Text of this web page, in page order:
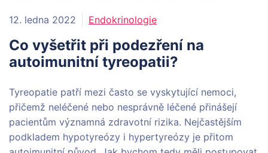
12. ledna 2022 Endokrinologie
Co vyšetřit při podezření na
autoimunitní tyreopatii?
Tyreopatie patří mezi často se vyskytující nemoci,
přičemž neléčené nebo nesprávně léčené přinášejí
pacientům významná zdravotní rizika. Nejčastějším
podkladem hypotyreózy i hypertyreózy je přitom